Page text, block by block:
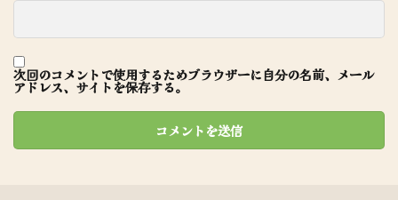
次回のコメントで使用するためブラウザーに自分の名前、メール
アドレス、サイトを保存する。